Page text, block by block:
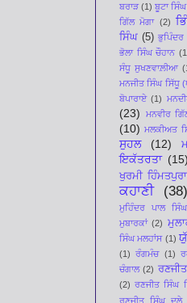
ਬਰਾੜ (1) ਬੂਟਾ
ਗਿੱਲ ਮੋਗਾ (2)
ਸਿੰਘ (5) ਭੁਪਿੰਦਰ
ਭੋਲਾ ਸਿੰਘ ਚੌਹਾਨ
ਸੰਧੂ ਸੁਖਣਵਾਲ਼ੀਆ
ਮਨਜੀਤ ਸਿੰਘ ਸਿੱਧੂ
ਬੋਪਾਰਾਏ (1)
(23) ਮਨਵੀਰ
(10) ਮਲਕੀਅਤ
ਸੁਹਲ (12)
ਇਕੱਤਰਤਾ
ਖੁਰਮੀ ਹਿੰਮਤਪੁਰਾ
ਕਹਾਣੀ (38)
ਮੁਹਿੰਦਰ ਪਾਲ
ਮੁਬਾਰਕਾਂ (2)
ਸਿੰਘ ਮਲਹਾਂਸ (1)
(1) ਰੰਗਮੰਚ (1)
ਚੰਗਾਲ (2)
(2) ਰਣਜੀਤ ਸਿੰਘ
ਰਣਜੀਤ ਸਿੰਘ ਦੂਲੇ